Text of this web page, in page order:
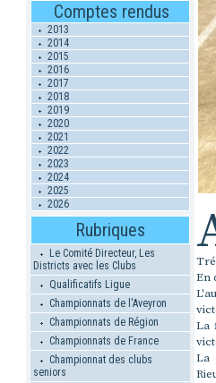
Comptes rendus
2013
2014
2015
2016
2017
2018
2019
2020
2021
2022
2023
2024
2025
2026
Rubriques
Le Comité Directeur, Les
Districts avec les Clubs
Qualificatifs Ligue
Championnats de l'Aveyron
Championnats de Région
Championnats de France
Championnat des clubs
seniors
En
La
La